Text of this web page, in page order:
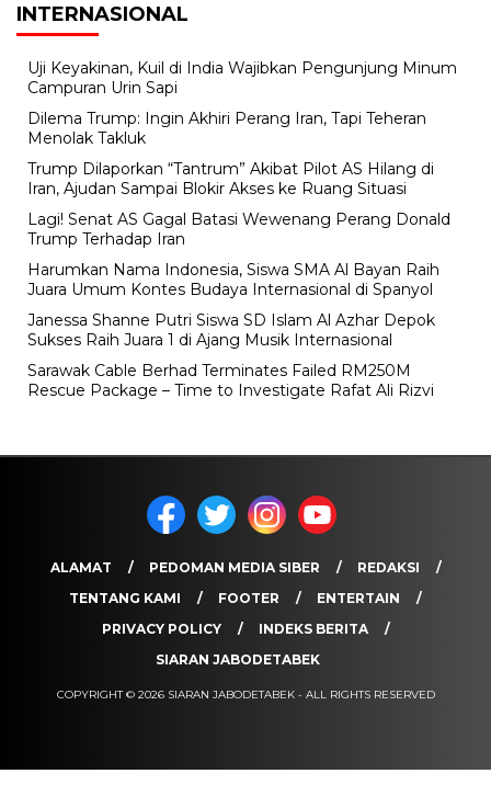
INTERNASIONAL
Uji Keyakinan, Kuil di India Wajibkan Pengunjung Minum
Campuran Urin Sapi
Dilema Trump: Ingin Akhiri Perang Iran, Tapi Teheran
Menolak Takluk
Trump Dilaporkan “Tantrum” Akibat Pilot AS Hilang di
Iran, Ajudan Sampai Blokir Akses ke Ruang Situasi
Lagi! Senat AS Gagal Batasi Wewenang Perang Donald
Trump Terhadap Iran
Harumkan Nama Indonesia, Siswa SMA Al Bayan Raih
Juara Umum Kontes Budaya Internasional di Spanyol
Janessa Shanne Putri Siswa SD Islam Al Azhar Depok
Sukses Raih Juara 1 di Ajang Musik Internasional
Sarawak Cable Berhad Terminates Failed RM250M
Rescue Package – Time to Investigate Rafat Ali Rizvi
ALAMAT PEDOMAN MEDIA SIBER
REDAKSI
TENTANG KAMI
FOOTER
ENTERTAIN
PRIVACY POLICY
INDEKS BERITA
SIARAN JABODETABEK
COPYRIGHT © 2026 SIARAN JABODETABEK - ALL RIGHTS RESERVED